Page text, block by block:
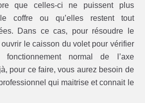
que celles-ci ne puissent plus
coffre ou qu’elles restent tout
Dans ce cas, pour résoudre le
le caisson du volet pour vérifier
normal de l’axe
pour ce faire, vous aurez besoin de
professionnel qui maitrise et connait le